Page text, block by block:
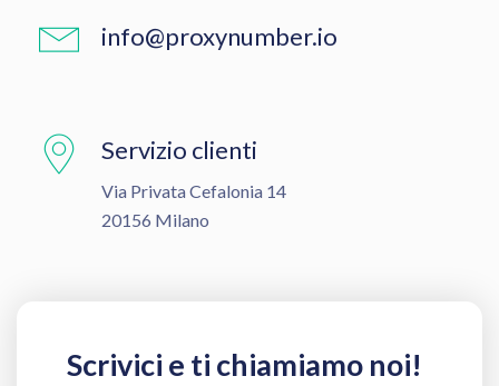
info@proxynumber.io
Servizio clienti
Via Privata Cefalonia 14
20156 Milano
Scrivici e ti chiamiamo noi!